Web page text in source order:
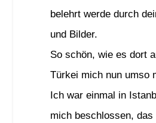
belehrt werde durch
und Bilder.
So schön, wie es dort
Türkei mich nun umso
Ich war einmal in
mich beschlossen,